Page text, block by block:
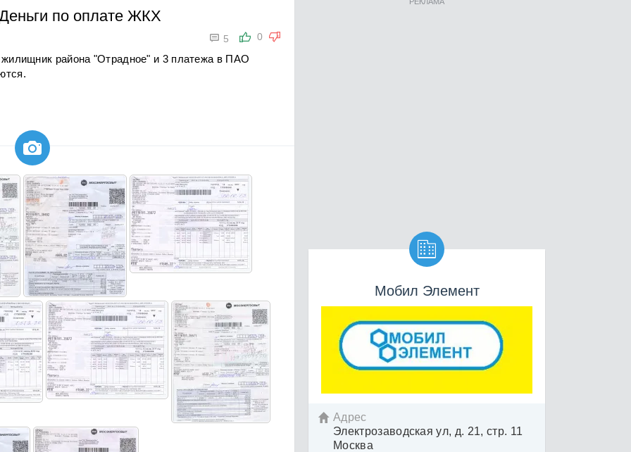
по оплате ЖКХ
0
 5
района "Отрадное" и 3 платежа в ПАО


Мобил Элемент
 Адрес
Электрозаводская ул, д. 21, стр. 11
Москва